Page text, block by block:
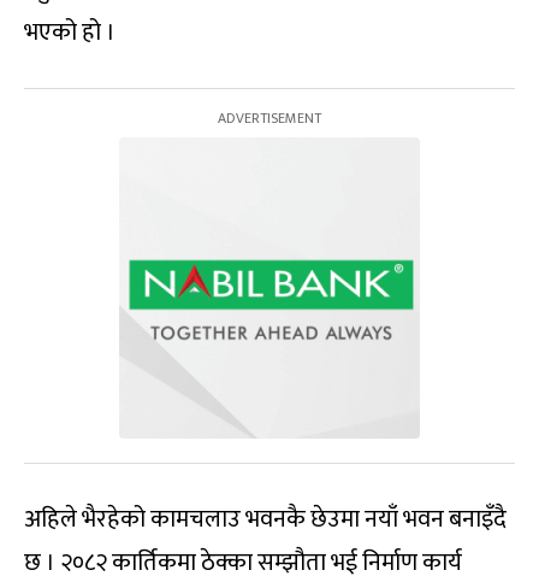
भएको हो ।
अहिले भैरहेको कामचलाउ भवनकै छेउमा नयाँ भवन बनाइँदै
छ । २०८२ कार्तिकमा ठेक्का सम्झौता भई निर्माण कार्य